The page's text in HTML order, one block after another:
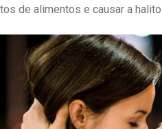
de alimentos e causar a